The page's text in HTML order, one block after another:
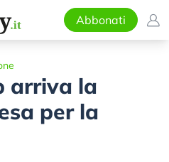
Abbonati
arriva la
per la